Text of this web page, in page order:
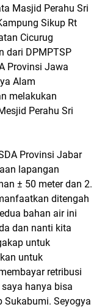
Masjid Perahu Sri
Sikup Rt
Cicurug
dari DPMPTSP
Provinsi Jawa
Alam
melakukan
Perahu Sri
Provinsi Jabar
lapangan
± 50 meter dan 2.
ditengah
bahan air ini
dan nanti kita
untuk
untuk
retribusi
hanya bisa
Sukabumi. Seyogya